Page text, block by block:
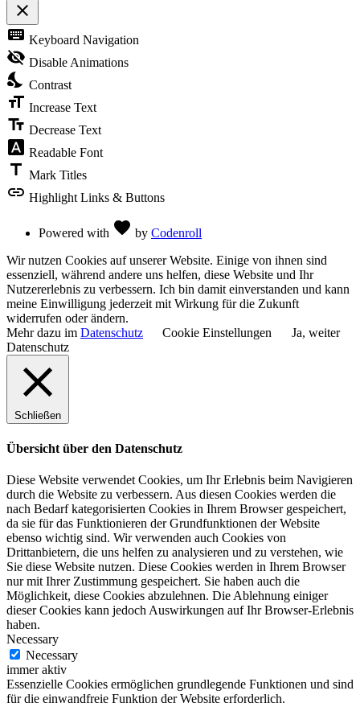
close
Toggle
the
visibility
of
Accessibility
Toolbar
keyboard Keyboard Navigation
visibility_off Disable Animations
nights_stay Contrast
format_size Increase Text
text_fields Decrease Text
font_download Readable Font
title Mark Titles
link Highlight Links & Buttons
Powered with favorite by Codenroll
Wir nutzen Cookies auf unserer Website. Einige von ihnen sind
essenziell, während andere uns helfen, diese Website und Ihr
Nutzererlebnis zu verbessern. Ich bin damit einverstanden und kann
meine Einwilligung jederzeit mit Wirkung für die Zukunft
widerrufen oder ändern.
Mehr dazu im Datenschutz Cookie Einstellungen
Ja, weiter
Datenschutz
Schließen
Übersicht über den Datenschutz
Diese Website verwendet Cookies, um Ihr Erlebnis beim Navigieren
durch die Website zu verbessern. Aus diesen Cookies werden die
nach Bedarf kategorisierten Cookies in Ihrem Browser gespeichert,
da sie für das Funktionieren der Grundfunktionen der Website
ebenso wichtig sind. Wir verwenden auch Cookies von
Drittanbietern, die uns helfen zu analysieren und zu verstehen, wie
Sie diese Website nutzen. Diese Cookies werden in Ihrem Browser
nur mit Ihrer Zustimmung gespeichert. Sie haben auch die
Möglichkeit, diese Cookies abzulehnen. Die Ablehnung einiger
dieser Cookies kann jedoch Auswirkungen auf Ihr Browser-Erlebnis
haben.
Necessary
Necessary
immer aktiv
Essenzielle Cookies ermöglichen grundlegende Funktionen und sind
für die einwandfreie Funktion der Website erforderlich.